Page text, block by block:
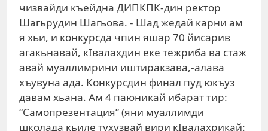
чизвайди къейдна ДИПКПК-дин ректор
Шагьрудин Шагьова. - Шад жедай карни ам
я хьи, и конкурсда чпин яшар 70 йисарив
агакьнавай, кIвалахдин еке тежриба ва стаж
авай муаллимрини иштиракзава,-алава
хъувуна ада. Конкурсдин финал пуд юкъуз
давам хьана. Ам 4 паюникай ибарат тир:
“Самопрезентация” (яни муаллимди
школада кьиле тухузвай вири кIвалахрикай: